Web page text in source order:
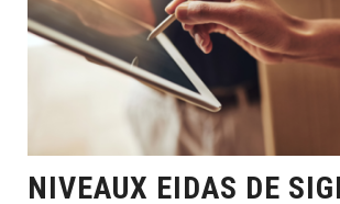
NIVEAUX EIDAS DE